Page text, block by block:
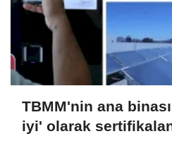
TBMM'nin ana
iyi' olarak